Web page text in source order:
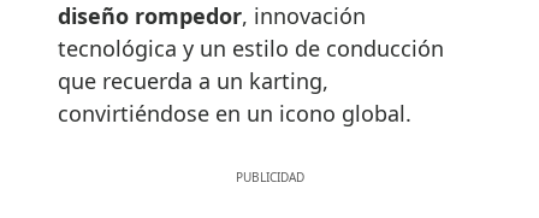
diseño rompedor, innovación
tecnológica y un estilo de conducción
que recuerda a un karting,
convirtiéndose en un icono global.